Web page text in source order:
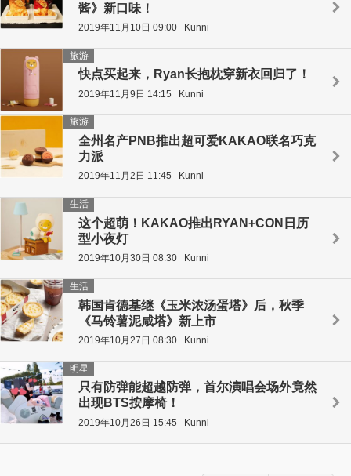
酱》新口味！
2019年11月10日 09:00 Kunni
快点买起来，Ryan长抱枕穿新衣回归了！
旅游
2019年11月9日 14:15 Kunni
全州名产PNB推出超可爱KAKAO联名巧克
力派
旅游
2019年11月2日 11:45 Kunni
这个超萌！KAKAO推出RYAN+CON日历
型小夜灯
生活
2019年10月30日 08:30 Kunni
韩国肯德基继《玉米浓汤蛋塔》后，秋季
《马铃薯泥咸塔》新上市
生活
2019年10月27日 08:30 Kunni
只有防弹能超越防弹，首尔演唱会场外竟然
出现BTS按摩椅！
明星
2019年10月26日 15:45 Kunni